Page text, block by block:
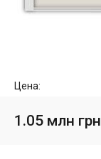
Цена:
1.05 млн грн